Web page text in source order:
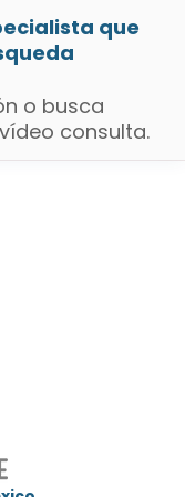
que
o busca
consulta.